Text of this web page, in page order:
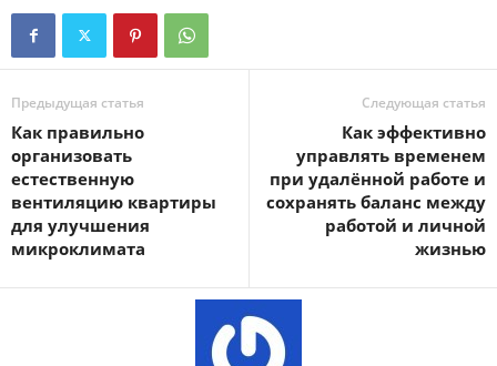
Предыдущая статья
Как правильно
организовать
естественную
вентиляцию квартиры
для улучшения
микроклимата
Следующая статья
Как эффективно
управлять временем
при удалённой работе и
сохранять баланс между
работой и личной
жизнью